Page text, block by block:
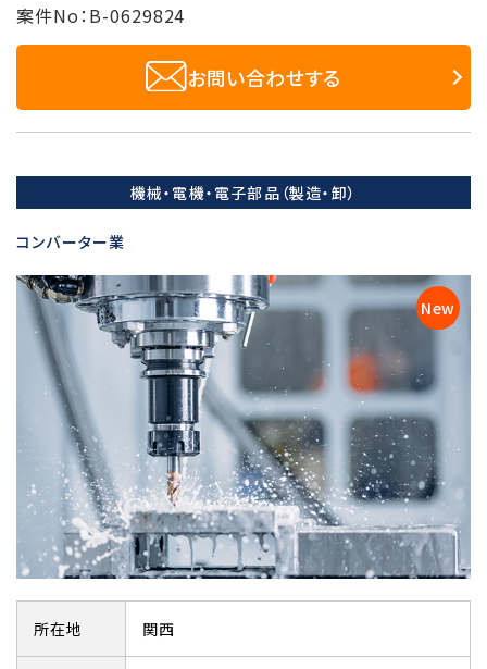
案件No：B-0629824
お問い合わせする
機械・電機・電子部品（製造・卸）
コンバーター業
所在地 関西